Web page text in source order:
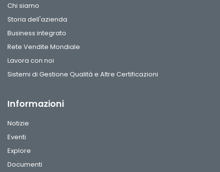
Chi siamo
Storia dell'azienda
Business integrato
Rete Vendite Mondiale
Lavora con noi
Sistemi di Gestione Qualità e Altre Certificazioni
Informazioni
Notizie
Eventi
Explore
Documenti